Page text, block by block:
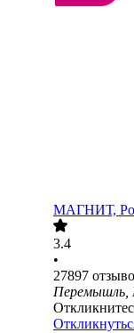
МАГНИТ,
3.4
•
27897
Перемышль,